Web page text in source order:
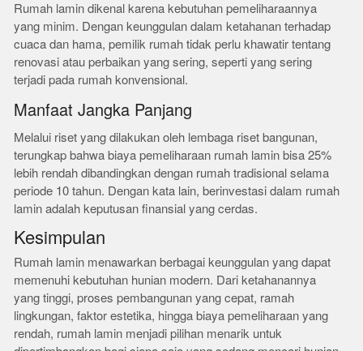
Rumah lamin dikenal karena kebutuhan pemeliharaannya
yang minim. Dengan keunggulan dalam ketahanan terhadap
cuaca dan hama, pemilik rumah tidak perlu khawatir tentang
renovasi atau perbaikan yang sering, seperti yang sering
terjadi pada rumah konvensional.
Manfaat Jangka Panjang
Melalui riset yang dilakukan oleh lembaga riset bangunan,
terungkap bahwa biaya pemeliharaan rumah lamin bisa 25%
lebih rendah dibandingkan dengan rumah tradisional selama
periode 10 tahun. Dengan kata lain, berinvestasi dalam rumah
lamin adalah keputusan finansial yang cerdas.
Kesimpulan
Rumah lamin menawarkan berbagai keunggulan yang dapat
memenuhi kebutuhan hunian modern. Dari ketahanannya
yang tinggi, proses pembangunan yang cepat, ramah
lingkungan, faktor estetika, hingga biaya pemeliharaan yang
rendah, rumah lamin menjadi pilihan menarik untuk